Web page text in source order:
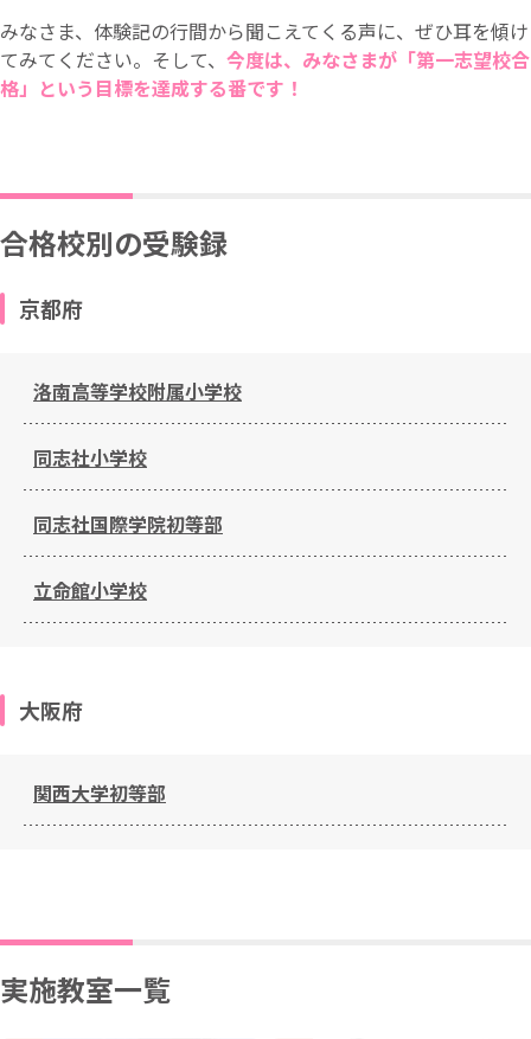
みなさま、体験記の行間から聞こえてくる声に、ぜひ耳を傾け
てみてください。そして、 今度は、みなさまが「第一志望校合
格」という目標を達成する番です！
合格校別の受験録
京都府
洛南高等学校附属小学校
同志社小学校
同志社国際学院初等部
立命館小学校
大阪府
関西大学初等部
実施教室一覧